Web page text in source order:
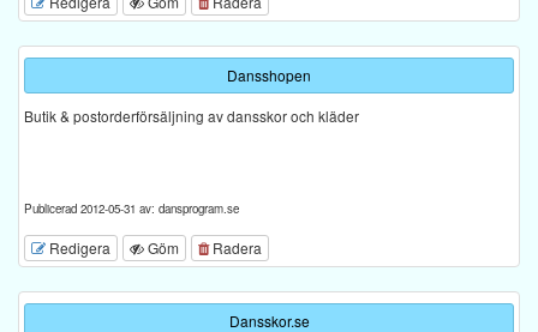
Dansshopen
Butik & postorderförsäljning av dansskor och kläder
Publicerad 2012-05-31 av: dansprogram.se
Redigera Göm Radera
Dansskor.se